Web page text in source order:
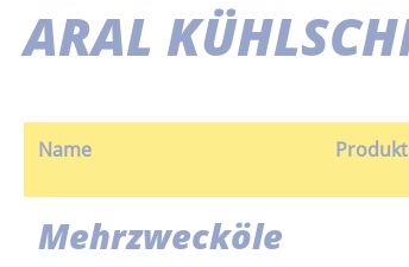
ARAL
Name
Mehrzwecköle